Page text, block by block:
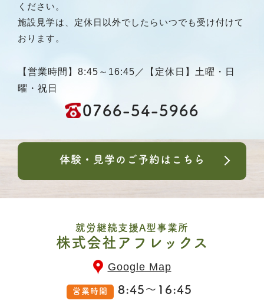
ください。
施設見学は、定休日以外でしたらいつでも受け付けて
おります。
【営業時間】8:45～16:45／【定休日】土曜・日
曜・祝日
0766-54-5966
体験・見学のご予約はこちら
就労継続支援A型事業所
株式会社アフレックス
Google Map
営業時間
8:45～16:45